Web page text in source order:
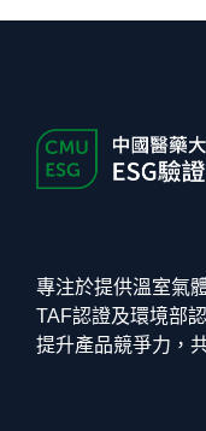
專注於提供溫室氣
TAF認證及環境部
提升產品競爭力，